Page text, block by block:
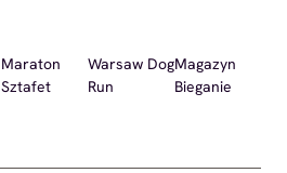
Maraton
Sztafet
Warsaw Dog
Run
Magazyn
Bieganie